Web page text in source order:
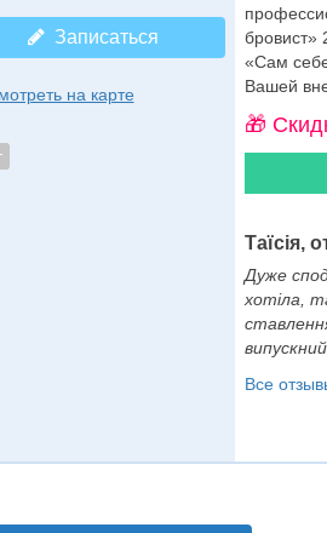
Записаться
на карте
бровист»
«Сам
Вашей
🎁
Таїсія,
Дуже
хотіла,
Все